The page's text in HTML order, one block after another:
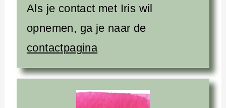
Als je contact met Iris wil
opnemen, ga je naar de
contactpagina